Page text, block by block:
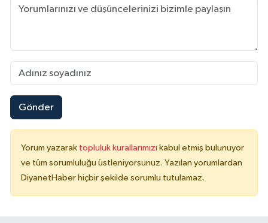
Gönder
Yorum yazarak topluluk kurallarımızı kabul etmiş bulunuyor
ve tüm sorumluluğu üstleniyorsunuz. Yazılan yorumlardan
DiyanetHaber hiçbir şekilde sorumlu tutulamaz.
Gümüşhane Müftülüğü
Hatay Müftülüğü
Iğdır Müftülüğü
Isparta Müftülüğü
İstanbul Müftülüğü
İzmir Müftülüğü